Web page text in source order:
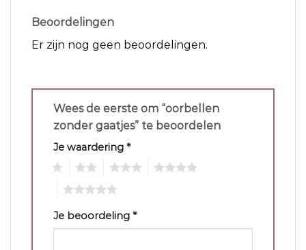
Beoordelingen
Er zijn nog geen beoordelingen.
Wees de eerste om “oorbellen
zonder gaatjes” te beoordelen
Je waardering *
Je beoordeling *